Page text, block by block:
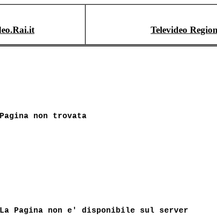
Televideo
Pagina non trovata
La Pagina non e' disponibile sul server